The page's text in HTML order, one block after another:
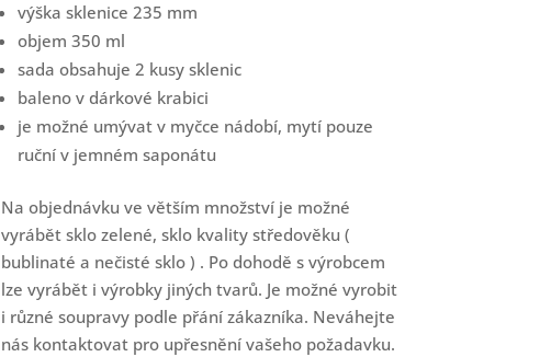
výška sklenice 235 mm
objem 350 ml
sada obsahuje 2 kusy sklenic
baleno v dárkové krabici
je možné umývat v myčce nádobí, mytí pouze
ruční v jemném saponátu
Na objednávku ve větším množství je možné
vyrábět sklo zelené, sklo kvality středověku (
bublinaté a nečisté sklo ) . Po dohodě s výrobcem
lze vyrábět i výrobky jiných tvarů. Je možné vyrobit
i různé soupravy podle přání zákazníka. Neváhejte
nás kontaktovat pro upřesnění vašeho požadavku.